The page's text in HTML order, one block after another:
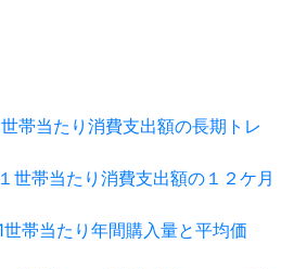
世帯当たり消費支出額の長期トレ
世帯当たり消費支出額の１２ケ月
世帯当たり年間購入量と平均価